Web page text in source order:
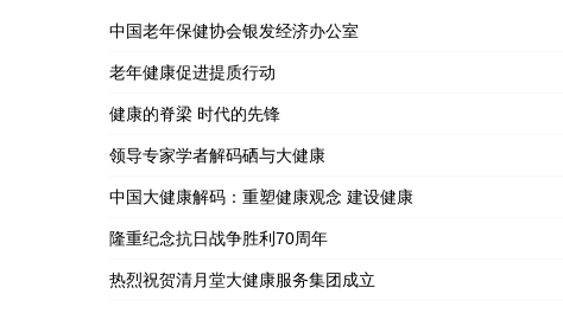
中国老年保健协会银发经济办公室
老年健康促进提质行动
健康的脊梁 时代的先锋
领导专家学者解码硒与大健康
中国大健康解码：重塑健康观念 建设健康
隆重纪念抗日战争胜利70周年
热烈祝贺清月堂大健康服务集团成立